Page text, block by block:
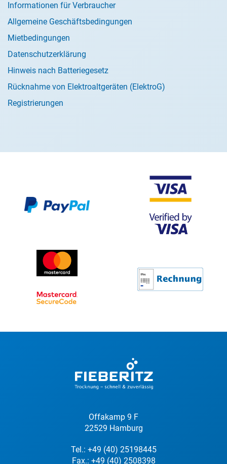
Informationen für Verbraucher
Allgemeine Geschäftsbedingungen
Mietbedingungen
Datenschutzerklärung
Hinweis nach Batteriegesetz
Rücknahme von Elektroaltgeräten (ElektroG)
Registrierungen
Offakamp 9 F
22529 Hamburg
Tel.: +49 (40) 25198445
Fax.: +49 (40) 2508398